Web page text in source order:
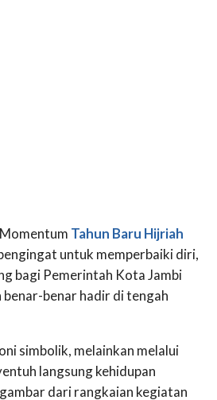
Tahun Baru Hijriah
untuk memperbaiki diri,
bagi Pemerintah Kota Jambi
benar hadir di tengah
simbolik, melainkan melalui
langsung kehidupan
dari rangkaian kegiatan